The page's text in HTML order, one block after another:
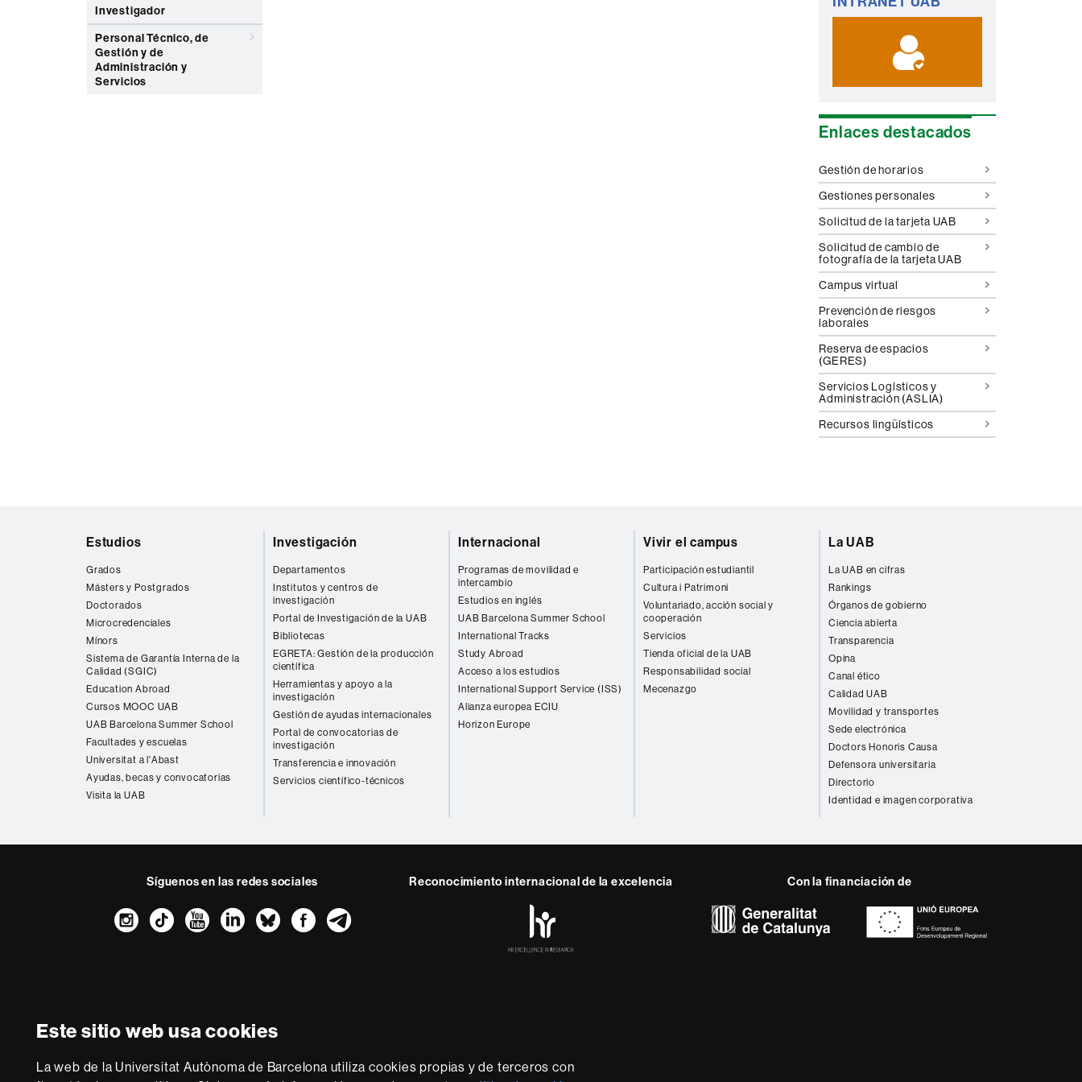
Este sitio web usa cookies
La web de la Universitat Autònoma de Barcelona utiliza cookies propias y de terceros con
Investigador
Personal Técnico, de
Gestión y de
Administración y
Servicios
complementaria
Enlaces destacados
Gestión de horarios
Gestiones personales
Solicitud de la tarjeta UAB
Solicitud de cambio de
fotografía de la tarjeta UAB
Campus virtual
Prevención de riesgos
laborales
Reserva de espacios
(GERES)
Servicios Logísticos y
Administración (ASLIA)
Recursos lingüísticos
Estudios
Grados
Másters y Postgrados
Doctorados
Microcredenciales
Mínors
Sistema de Garantía Interna de la
Calidad (SGIC)
Education Abroad
Cursos MOOC UAB
UAB Barcelona Summer School
Facultades y escuelas
Universitat a l'Abast
Ayudas, becas y convocatorias
Visita la UAB
Investigación
Departamentos
Institutos y centros de
investigación
Portal de Investigación de la UAB
Bibliotecas
EGRETA: Gestión de la producción
científica
Herramientas y apoyo a la
investigación
Gestión de ayudas internacionales
Portal de convocatorias de
investigación
Transferencia e innovación
Servicios científico-técnicos
Internacional
Programas de movilidad e
intercambio
Estudios en inglés
UAB Barcelona Summer School
International Tracks
Study Abroad
Acceso a los estudios
International Support Service (ISS)
Alianza europea ECIU
Horizon Europe
Vivir el campus
Participación estudiantil
Cultura i Patrimoni
Voluntariado, acción social y
cooperación
Servicios
Tienda oficial de la UAB
Responsabilidad social
Mecenazgo
La UAB
La UAB en cifras
Rankings
Órganos de gobierno
Ciencia abierta
Transparencia
Opina
Canal ético
Calidad UAB
Movilidad y transportes
Sede electrónica
Doctors Honoris Causa
Defensora universitaria
Directorio
Identidad e imagen corporativa
Síguenos en las redes sociales
Instagram
TikTokYouTube
LinkedIn
BlueskyFacebook
Telegram
Reconocimiento internacional de la excelencia Con la financiación de
Somos una universidad líder que imparte una docencia de calidad y excelencia, diversificada,
de la Europa del conocimiento. La UAB es reconocida internacionalmente por la calidad y el carácter